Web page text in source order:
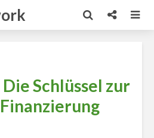
Schlüssel zur